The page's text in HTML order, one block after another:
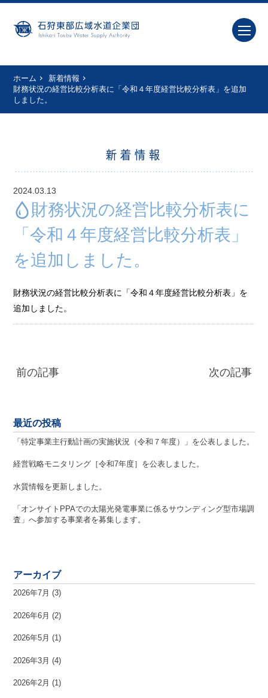
ホーム
新着情報
財務状況の経営比較分析表に「令和４年度経営比較分析表」を追加
しました。
新着情報
2024.03.13
財務状況の経営比較分析表に
「令和４年度経営比較分析表」
を追加しました。
財務状況の経営比較分析表に「令和４年度経営比較分析表」を
追加しました。
前の記事 次の記事
最近の投稿
「特定事業主行動計画の実施状況（令和７年度）」を公表しました。
経営戦略モニタリング［令和7年度］を公表しました。
水質情報を更新しました。
「オンサイトPPAでの太陽光発電事業に係るサウンディング型市場調
査」へ参加する事業者を募集します。
アーカイブ
2026年7月 (3)
2026年6月 (2)
2026年5月 (1)
2026年3月 (4)
2026年2月 (1)